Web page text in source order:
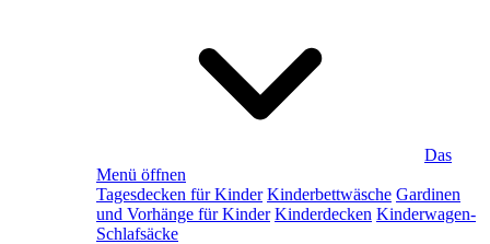
Das
Menü öffnen
Tagesdecken für Kinder Kinderbettwäsche Gardinen
und Vorhänge für Kinder Kinderdecken Kinderwagen-
Schlafsäcke